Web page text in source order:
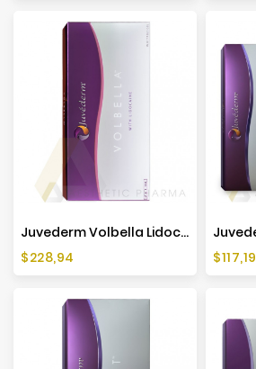
Juvederm Volbella Lidocaine (2x1ml)
Cena
$228,94
Cena
$117,19